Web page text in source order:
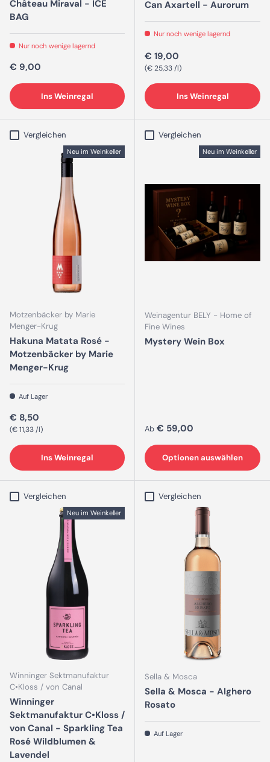
Château Miraval - ICE
BAG
Nur noch wenige lagernd
Normaler Preis
€ 9,00
Ins Weinregal
Can Axartell - Aurorum
Nur noch wenige lagernd
Normaler Preis
€ 19,00
Grundpreis
€ 25,33 /l
Ins Weinregal
Vergleichen
Neu im Weinkeller
Motzenbäcker by Marie
Menger-Krug
Hakuna Matata Rosé -
Motzenbäcker by Marie
Menger-Krug
Auf Lager
Normaler Preis
€ 8,50
Grundpreis
€ 11,33 /l
Ins Weinregal
Vergleichen
Neu im Weinkeller
Weinagentur BELY - Home of
Fine Wines
Mystery Wein Box
Normaler Preis
Ab € 59,00
Optionen auswählen
Vergleichen
Neu im Weinkeller
Winninger Sektmanufaktur
C•Kloss / von Canal
Winninger
Sektmanufaktur C•Kloss /
von Canal - Sparkling Tea
Rosé Wildblumen &
Lavendel
Vergleichen
Sella & Mosca
Sella & Mosca - Alghero
Rosato
Auf Lager